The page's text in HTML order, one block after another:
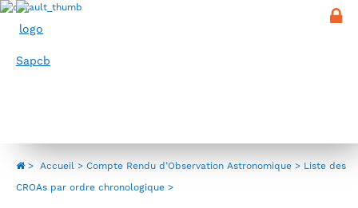
> Accueil Compte Rendu d’Observation Astronomique
Liste des
CROAs par ordre chronologique
Panneau de gestion des cookies